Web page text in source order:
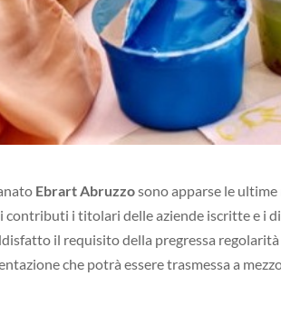
Ebrart Abruzzosono apparse le
i titolari delle aziende iscritte e i
il requisito della pregressa
che potrà essere trasmessa a